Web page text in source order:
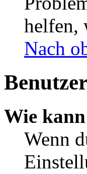
helfen,
Nach
Wie
Wenn